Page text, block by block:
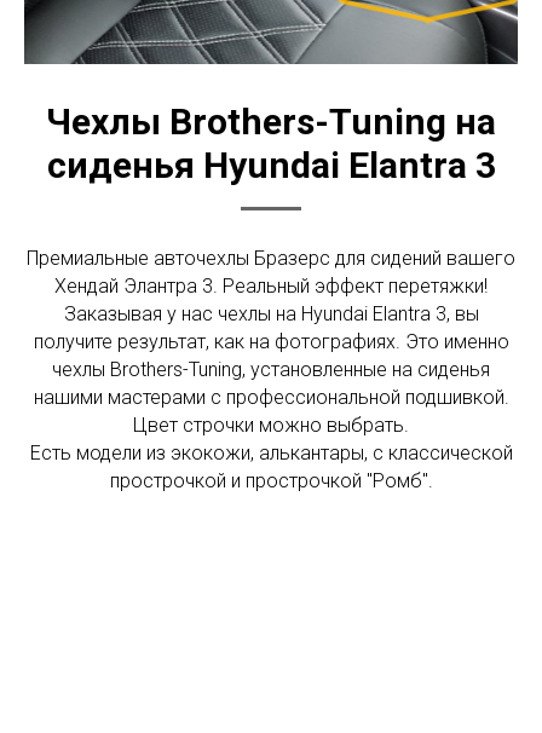
Чехлы Brothers-Tuning на
сиденья Hyundai Elantra 3
Премиальные авточехлы Бразерс для сидений вашего
Хендай Элантра 3. Реальный эффект перетяжки!
Заказывая у нас чехлы на Hyundai Elantra 3, вы
получите результат, как на фотографиях. Это именно
чехлы Brothers-Tuning, установленные на сиденья
нашими мастерами с профессиональной подшивкой.
Цвет строчки можно выбрать.
Есть модели из экокожи, алькантары, с классической
прострочкой и прострочкой "Ромб".